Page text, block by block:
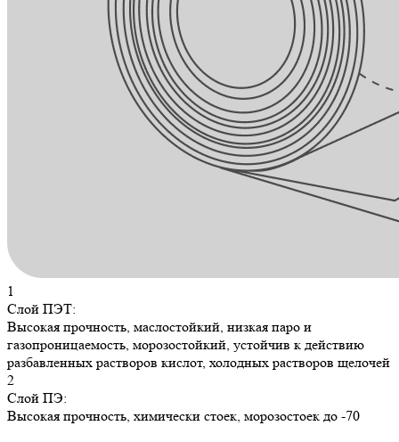
1
Слой ПЭТ:
Высокая прочность, маслостойкий, низкая паро и
газопроницаемость, морозостойкий, устойчив к действию
разбавленных растворов кислот, холодных растворов щелочей
2
Слой ПЭ:
Высокая прочность, химически стоек, морозостоек до -70